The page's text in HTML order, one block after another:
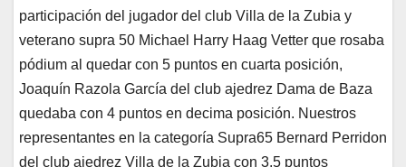
participación del jugador del club Villa de la Zubia y
veterano supra 50 Michael Harry Haag Vetter que rosaba
pódium al quedar con 5 puntos en cuarta posición,
Joaquín Razola García del club ajedrez Dama de Baza
quedaba con 4 puntos en decima posición. Nuestros
representantes en la categoría Supra65 Bernard Perridon
del club ajedrez Villa de la Zubia con 3.5 puntos